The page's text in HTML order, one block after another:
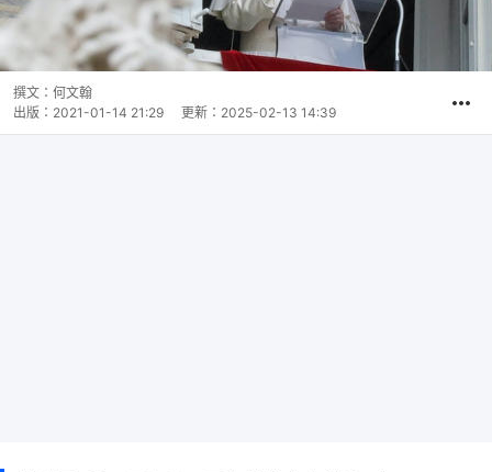
撰文： 何文翰
出版： 2021-01-14 21:29 更新： 2025-02-13 14:39